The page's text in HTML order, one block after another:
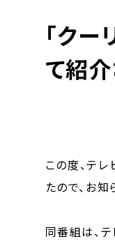
「ク
て紹介
この度、テレ
たので、お知
同番組は、